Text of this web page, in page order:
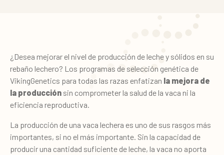
¿Desea mejorar el nivel de producción de leche y sólidos en su
rebaño lechero? Los programas de selección genética de
VikingGenetics para todas las razas enfatizan la mejora de
la producción sin comprometer la salud de la vaca ni la
eficiencia reproductiva.
La producción de una vaca lechera es uno de sus rasgos más
importantes, si no el más importante. Sin la capacidad de
producir una cantidad suficiente de leche, la vaca no aporta